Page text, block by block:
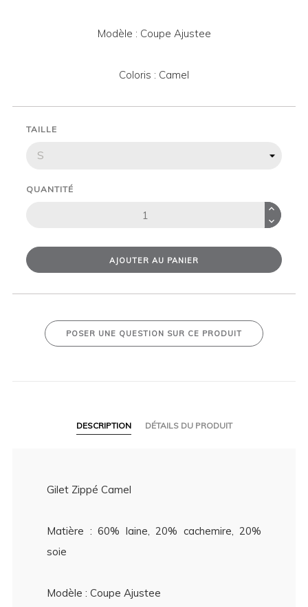
Modèle : Coupe Ajustee
Coloris : Camel
TAILLE
QUANTITÉ
AJOUTER AU PANIER
POSER UNE QUESTION SUR CE PRODUIT
DESCRIPTION DÉTAILS DU PRODUIT
Gilet Zippé Camel
Matière : 60% laine, 20% cachemire, 20%
soie
Modèle : Coupe Ajustee